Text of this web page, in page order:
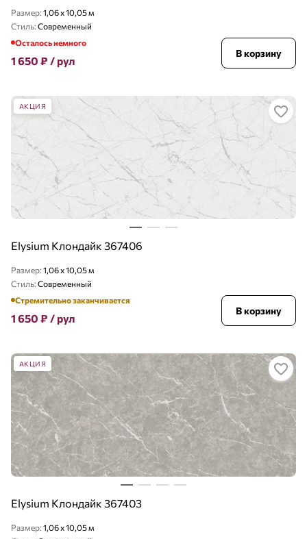
Размер: 1,06 x 10,05 м
Стиль: Современный
Осталось немного
1 650 ₽ / рул
В корзину
АКЦИЯ
Elysium Клондайк 367406
Размер: 1,06 x 10,05 м
Стиль: Современный
Стремительно заканчивается
1 650 ₽ / рул
В корзину
АКЦИЯ
Elysium Клондайк 367403
Размер: 1,06 x 10,05 м